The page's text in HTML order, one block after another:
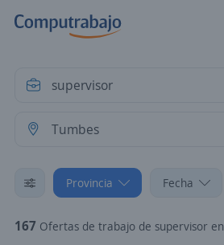
Provincia Fecha
167 Ofertas de trabajo de supervisor en Tumbes